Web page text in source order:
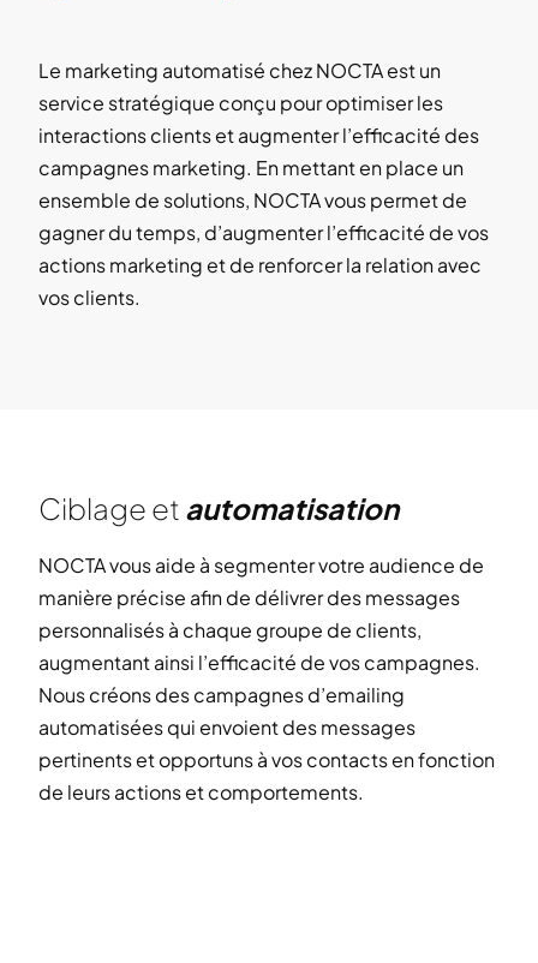
Le marketing automatisé chez NOCTA est un
service stratégique conçu pour optimiser les
interactions clients et augmenter l’efficacité des
campagnes marketing. En mettant en place un
ensemble de solutions, NOCTA vous permet de
gagner du temps, d’augmenter l’efficacité de vos
actions marketing et de renforcer la relation avec
vos clients.
Ciblage et automatisation
NOCTA vous aide à segmenter votre audience de
manière précise afin de délivrer des messages
personnalisés à chaque groupe de clients,
augmentant ainsi l’efficacité de vos campagnes.
Nous créons des campagnes d’emailing
automatisées qui envoient des messages
pertinents et opportuns à vos contacts en fonction
de leurs actions et comportements.